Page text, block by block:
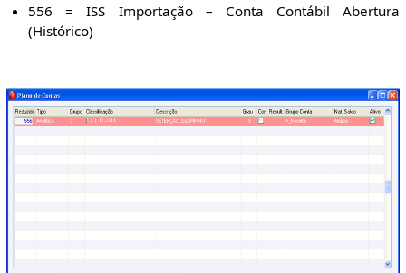
556 = ISS Importação – Conta Contábil Abertura
(Histórico)